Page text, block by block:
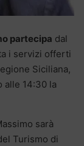
partecipa dal
i servizi offerti
Siciliana,
alle 14:30 la
sarà
Turismo di